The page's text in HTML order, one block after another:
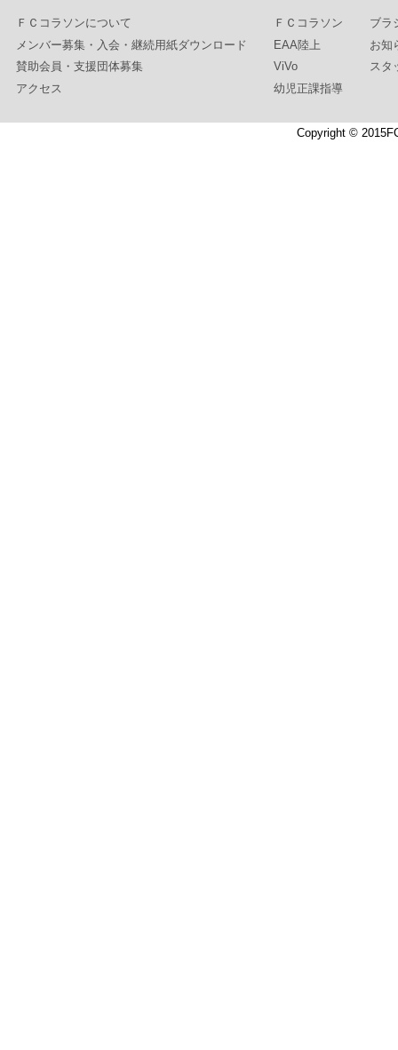
ＦＣコラソンについて
メンバー募集・入会・継続用紙ダウンロード
賛助会員・支援団体募集
アクセス
ＦＣコラソン
EAA陸上
ViVo
幼児正課指導
ブラ
お知
スタ
Copyright ©